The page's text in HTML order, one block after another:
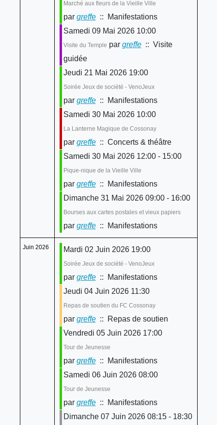
Marché aux fleurs de la Vieille Ville
par greffe:: Manifestations
Samedi 09 Mai 2026 10:00
Visite du Temple par greffe:: Visite
guidée
Jeudi 21 Mai 2026 19:00
Soirée Jeux de société - VenoJeux
par greffe:: Manifestations
Samedi 30 Mai 2026 10:00
La Lanterne Magique de Cossonay
par greffe:: Concerts & théâtre
Samedi 30 Mai 2026 12:00 - 15:00
Pique-nique de la Vieille Ville
par greffe:: Manifestations
Dimanche 31 Mai 2026 09:00 - 16:00
Bourses aux cartes postales et vieux papiers
par greffe:: Manifestations
Juin 2026 Mardi 02 Juin 2026 19:00
Soirée Jeux de société - VenoJeux
par greffe:: Manifestations
Jeudi 04 Juin 2026 11:30
Repas de soutien du FC Cossonay
par greffe:: Repas de soutien
Vendredi 05 Juin 2026 17:00
Tour de Jeunesse
par greffe:: Manifestations
Samedi 06 Juin 2026 08:00
Tour de Jeunesse
par greffe:: Manifestations
Dimanche 07 Juin 2026 08:15 - 18:30